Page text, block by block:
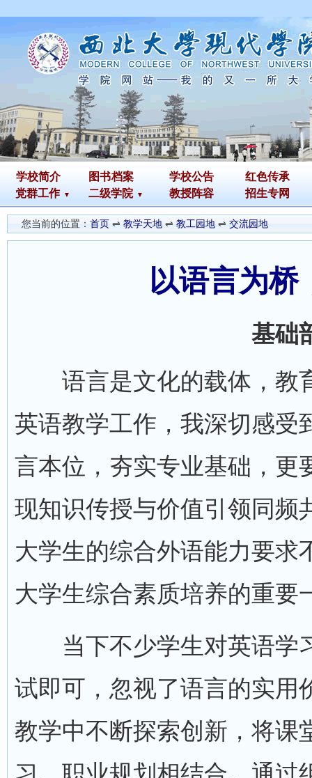
学校简介 图书档案 学校公告
红色传承
党群工作
二级学院 教授阵容 招生专网
您当前的位置： 首页 ⇌ 教学天地 ⇌ 教工园地 ⇌ 交流园地
以语言为桥
基础
语言是文化的载体，教
英语教学工作，我深切感受
言本位，夯实专业基础，更
现知识传授与价值引领同频
大学生的综合外语能力要求
大学生综合素质培养的重要
当下不少学生对英语学
试即可，忽视了语言的实用
教学中不断探索创新，将课